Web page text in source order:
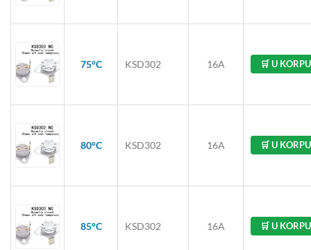
75°C KSD302 16A 🛒 U KORPU
80°C KSD302 16A 🛒 U KORPU
85°C KSD302 16A 🛒 U KORPU